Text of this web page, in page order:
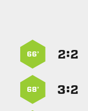
:
66’
:
68’